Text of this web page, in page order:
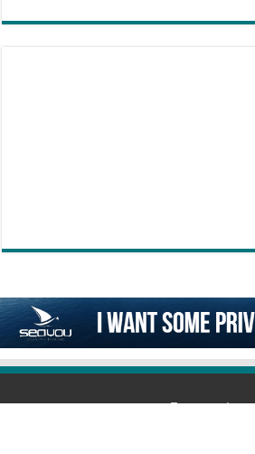
Επικοινωνία